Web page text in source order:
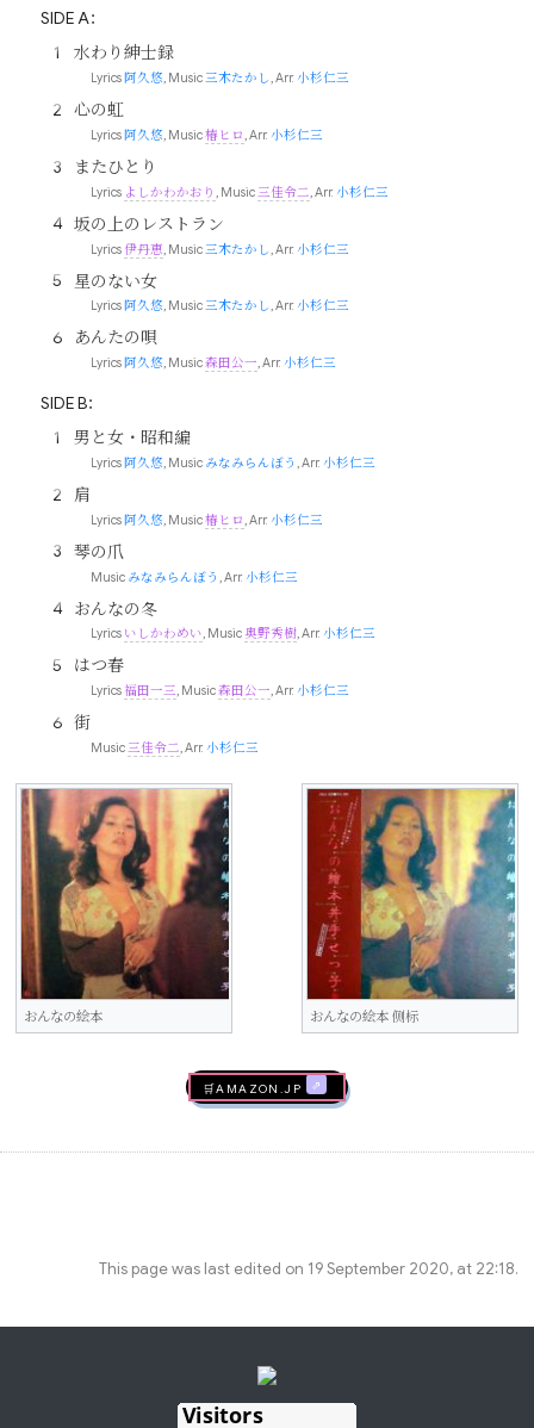
SIDE A：
水わり紳士録
Lyrics 阿久悠, Music三木たかし, Arr. 小杉仁三
心の虹
Lyrics阿久悠, Music椿ヒロ, Arr. 小杉仁三
またひとり
Lyrics よしかわかおり, Music三佳令二, Arr. 小杉仁三
坂の上のレストラン
Lyrics 伊丹恵, Music三木たかし, Arr. 小杉仁三
星のない女
Lyrics 阿久悠, Music三木たかし, Arr. 小杉仁三
あんたの唄
Lyrics 阿久悠, Music森田公一, Arr. 小杉仁三
SIDE B：
男と女・昭和編
Lyrics阿久悠, Music みなみらんぼう, Arr. 小杉仁三
肩
Lyrics阿久悠, Music椿ヒロ, Arr. 小杉仁三
琴の爪
Music みなみらんぼう, Arr. 小杉仁三
おんなの冬
Lyrics いしかわめい, Music奥野秀樹, Arr. 小杉仁三
はつ春
Lyrics福田一三, Music森田公一, Arr. 小杉仁三
街
Music三佳令二, Arr. 小杉仁三
おんなの絵本 おんなの絵本 侧标
🛒AMAZON.jp
This page was last edited on 19 September 2020, at 22:18.